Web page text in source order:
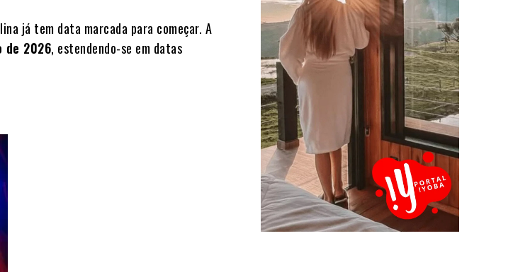
já tem data marcada para começar. A
de 2026, estendendo-se em datas